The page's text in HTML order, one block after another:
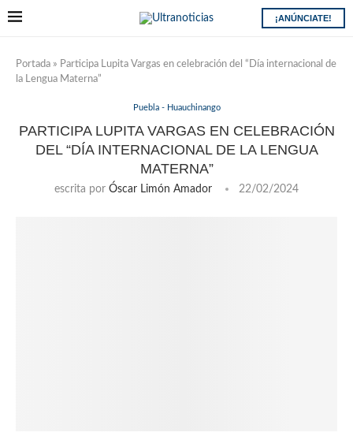
¡ANÚNCIATE!
Portada » Participa Lupita Vargas en celebración del “Día internacional de
la Lengua Materna”
Puebla - Huauchinango
PARTICIPA LUPITA VARGAS EN CELEBRACIÓN
DEL “DÍA INTERNACIONAL DE LA LENGUA
MATERNA”
escrita por Óscar Limón Amador 22/02/2024